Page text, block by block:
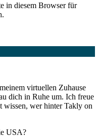
in diesem Browser für
virtuellen Zuhause
dich in Ruhe um. Ich freue
wissen, wer hinter Takly on
USA?